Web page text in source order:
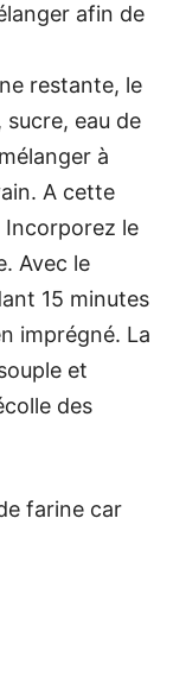
afin de
restante, le
sucre, eau de
à
A cette
Incorporez le
Avec le
15 minutes
imprégné. La
et
des
farine car